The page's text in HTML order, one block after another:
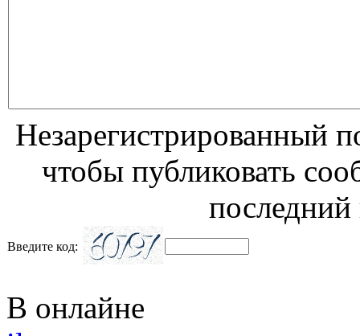
Незарегистрированный
чтобы публиковать
Введите код:
В онлайне